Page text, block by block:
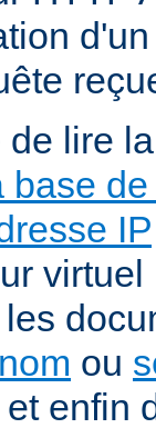
lire
IP
ou
et enfin